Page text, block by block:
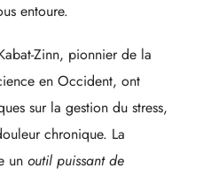
entoure.
Zinn, pionnier de la
en Occident, ont
sur la gestion du stress,
chronique. La
un outil puissant de